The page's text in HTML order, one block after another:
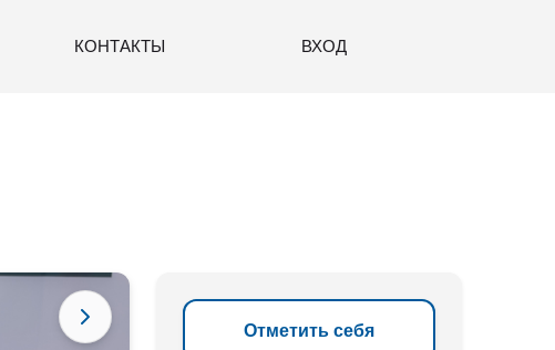
КОНТАКТЫ ВХОД
Отметить себя